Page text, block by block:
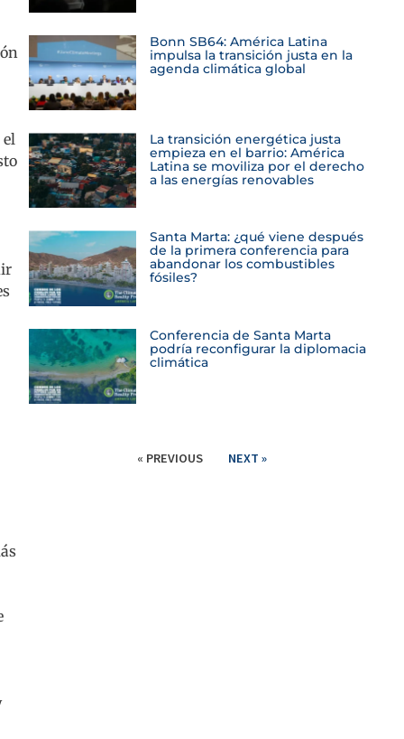
el
Bonn SB64: América Latina
impulsa la transición justa en la
agenda climática global
La transición energética justa
empieza en el barrio: América
Latina se moviliza por el derecho
a las energías renovables
Santa Marta: ¿qué viene después
de la primera conferencia para
abandonar los combustibles
fósiles?
Conferencia de Santa Marta
podría reconfigurar la diplomacia
climática
« PREVIOUS NEXT »